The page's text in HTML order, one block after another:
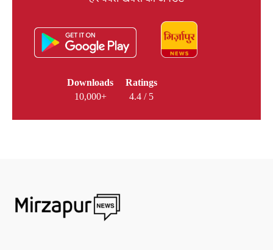
Downloads
10,000+
Ratings
4.4 / 5